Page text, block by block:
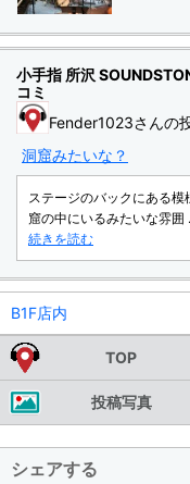
小手指 所沢
コミ
Fender1023さんの
洞窟みたいな？
ステージのバックにある
窟の中にいるみたいな雰囲
続きを読む
B1F店内
TOP
投稿写真
シェアする